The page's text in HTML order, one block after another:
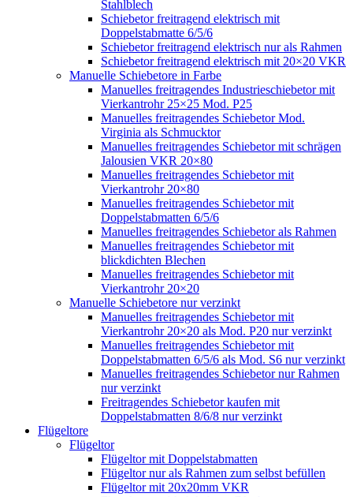
Stahlblech
Schiebetor freitragend elektrisch mit
Doppelstabmatte 6/5/6
Schiebetor freitragend elektrisch nur als Rahmen
Schiebetor freitragend elektrisch mit 20×20 VKR
Manuelle Schiebetore in Farbe
Manuelles freitragendes Industrieschiebetor mit
Vierkantrohr 25×25 Mod. P25
Manuelles freitragendes Schiebetor Mod.
Virginia als Schmucktor
Manuelles freitragendes Schiebetor mit schrägen
Jalousien VKR 20×80
Manuelles freitragendes Schiebetor mit
Vierkantrohr 20×80
Manuelles freitragendes Schiebetor mit
Doppelstabmatten 6/5/6
Manuelles freitragendes Schiebetor als Rahmen
Manuelles freitragendes Schiebetor mit
blickdichten Blechen
Manuelles freitragendes Schiebetor mit
Vierkantrohr 20×20
Manuelle Schiebetore nur verzinkt
Manuelles freitragendes Schiebetor mit
Vierkantrohr 20×20 als Mod. P20 nur verzinkt
Manuelles freitragendes Schiebetor mit
Doppelstabmatten 6/5/6 als Mod. S6 nur verzinkt
Manuelles freitragendes Schiebetor nur Rahmen
nur verzinkt
Freitragendes Schiebetor kaufen mit
Doppelstabmatten 8/6/8 nur verzinkt
Flügeltore
Flügeltor
Flügeltor mit Doppelstabmatten
Flügeltor nur als Rahmen zum selbst befüllen
Flügeltor mit 20x20mm VKR